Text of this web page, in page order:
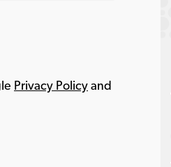
Privacy Policy and